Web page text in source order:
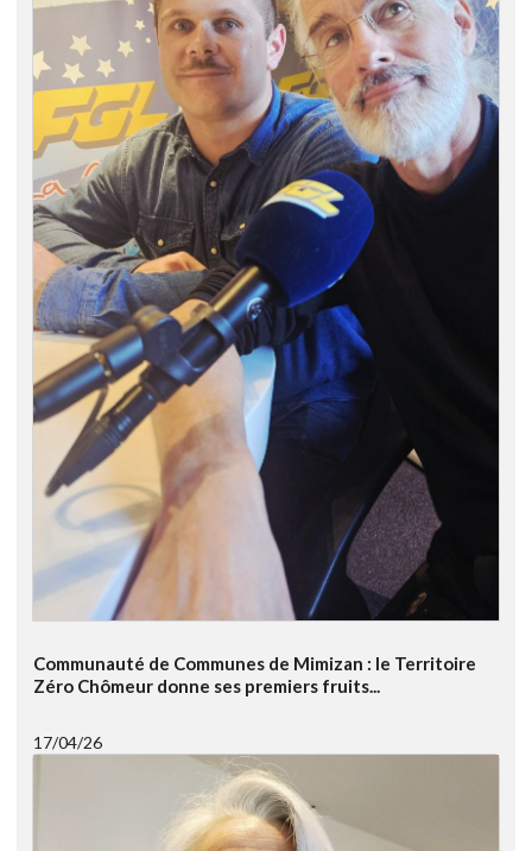
Communauté de Communes de Mimizan : le Territoire
Zéro Chômeur donne ses premiers fruits...
17/04/26